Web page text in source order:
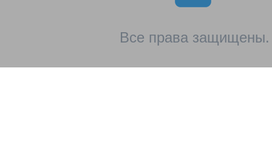
Все права защищены.